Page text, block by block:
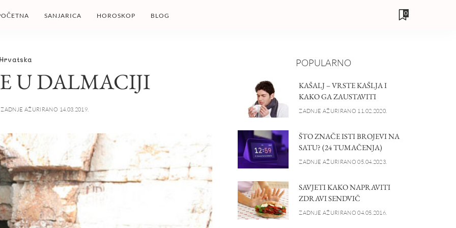
SANJARICA HOROSKOP BLOG 0
U DALMACIJI
ZADNJE AŽURIRANO 14.03.2019.
POPULARNO
KAŠALJ – VRSTE KAŠLJA I
KAKO GA ZAUSTAVITI
ZADNJE AŽURIRANO 11.02.2020.
ŠTO ZNAČE ISTI BROJEVI NA
SATU? (24 TUMAČENJA)
ZADNJE AŽURIRANO 05.04.2023.
SAVJETI KAKO NAPRAVITI
ZDRAVI SENDVIČ
ZADNJE AŽURIRANO 04.05.2016.